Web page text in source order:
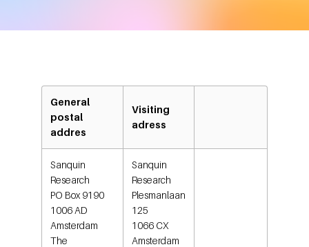
General
postal
addres
Visiting
adress
Sanquin
Research
PO Box 9190
1006 AD
Amsterdam
The
Sanquin
Research
Plesmanlaan
125
1066 CX
Amsterdam